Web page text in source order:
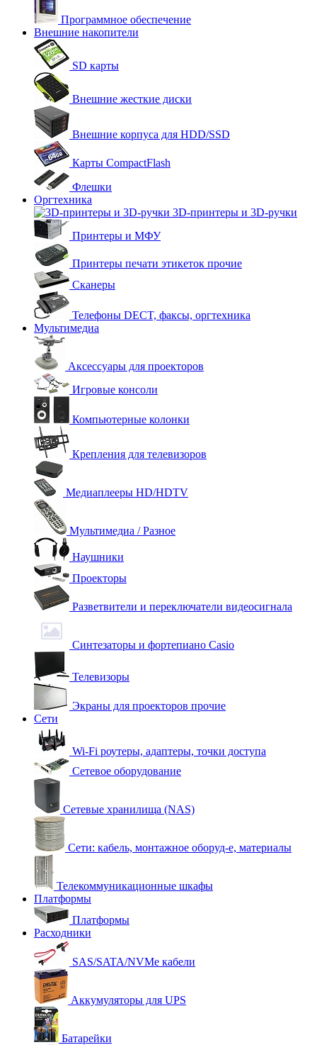
Программное обеспечение
Внешние накопители
SD карты
Внешние жесткие диски
Внешние корпуса для HDD/SSD
Карты CompactFlash
Флешки
Оргтехника
3D-принтеры и 3D-ручки
Принтеры и МФУ
Принтеры печати этикеток прочие
Сканеры
Телефоны DECT, факсы, оргтехника
Мультимедиа
Аксессуары для проекторов
Игровые консоли
Компьютерные колонки
Крепления для телевизоров
Медиаплееры HD/HDTV
Мультимедиа / Разное
Наушники
Проекторы
Разветвители и переключатели видеосигнала
Синтезаторы и фортепиано Casio
Телевизоры
Экраны для проекторов прочие
Сети
Wi-Fi роутеры, адаптеры, точки доступа
Сетевое оборудование
Сетевые хранилища (NAS)
Сети: кабель, монтажное оборуд-е, материалы
Телекоммуникационные шкафы
Платформы
Платформы
Расходники
SAS/SATA/NVMe кабели
Аккумуляторы для UPS
Батарейки